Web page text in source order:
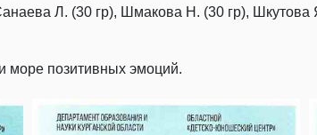
Л. (30 гр), Шмакова Н. (30 гр), Шкутова
море позитивных эмоций.